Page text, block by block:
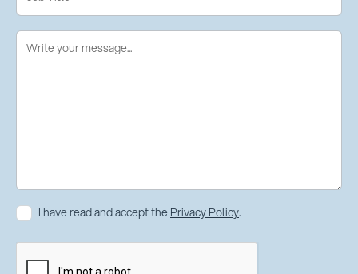
I have read and accept the Privacy Policy.